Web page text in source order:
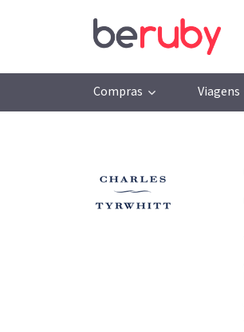
Compras Viagens